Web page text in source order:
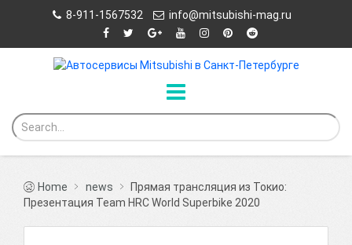
8-911-1567532 info@mitsubishi-mag.ru
Home news
Прямая трансляция из Токио:
Презентация Team HRC World Superbike 2020